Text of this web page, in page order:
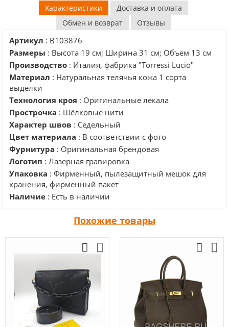
Характеристики
Доставка и оплата
Обмен и возврат
Отзывы
Артикул : B103876
Размеры : Высота 19 см; Ширина 31 см; Объем 13 см
Производство : Италия, фабрика "Torressi Lucio"
Материал : Натуральная телячья кожа 1 сорта
выделки
Технология кроя : Оригинальные лекала
Прострочка : Шёлковые нити
Характер швов : Седельный
Цвет материала : В соответствии с фото
Фурнитура : Оригинальная брендовая
Логотип : Лазерная гравировка
Упаковка : Фирменный, пылезащитный мешок для
хранения, фирменный пакет
Наличие : Есть в наличии
Похожие товары